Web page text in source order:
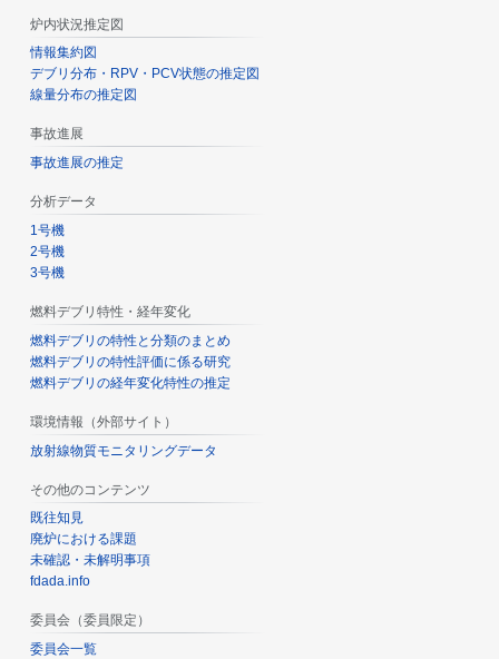
炉内状況推定図
情報集約図
デブリ分布・RPV・PCV状態の推定図
線量分布の推定図
事故進展
事故進展の推定
分析データ
1号機
2号機
3号機
燃料デブリ特性・経年変化
燃料デブリの特性と分類のまとめ
燃料デブリの特性評価に係る研究
燃料デブリの経年変化特性の推定
環境情報（外部サイト）
放射線物質モニタリングデータ
その他のコンテンツ
既往知見
廃炉における課題
未確認・未解明事項
fdada.info
委員会（委員限定）
委員会一覧